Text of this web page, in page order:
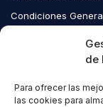
de
Para ofrecer las
las cookies para
Condiciones
Copyright © 2023